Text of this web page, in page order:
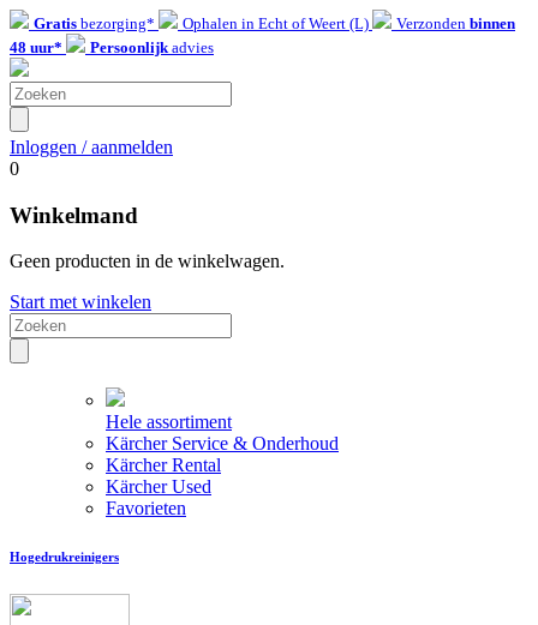
Gratis bezorging* Ophalen in Echt of Weert (L) Verzonden binnen
48 uur*
Persoonlijkadvies
Inloggen / aanmelden
0
Winkelmand
Geen producten in de winkelwagen.
Start met winkelen
Hele assortiment
Kärcher Service & Onderhoud
Kärcher Rental
Kärcher Used
Favorieten
Hogedrukreinigers